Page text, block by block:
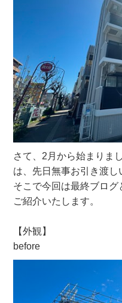
さて、2月から始まりま
は、先日無事お引き渡し
そこで今回は最終ブロ
ご紹介いたします。
【外観】
before